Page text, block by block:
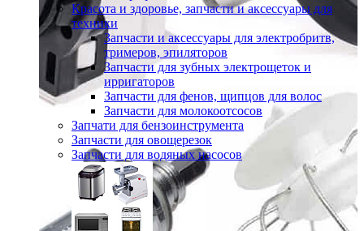
Красота и здоровье, запчасти и аксессуары для
техники
Запчасти и аксессуары для электробритв,
тримеров, эпиляторов
Запчасти для зубных электрощеток и
ирригаторов
Запчасти для фенов, щипцов для волос
Запчасти для молокоотсосов
Запчати для бензоинструмента
Запчасти для овощерезок
Запчасти для водяных насосов